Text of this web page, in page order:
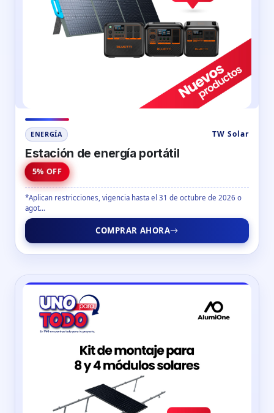
ENERGÍA TW Solar
Estación de energía portátil
5% OFF
*Aplican restricciones, vigencia hasta el 31 de octubre de 2026 o
agot...
COMPRAR AHORA